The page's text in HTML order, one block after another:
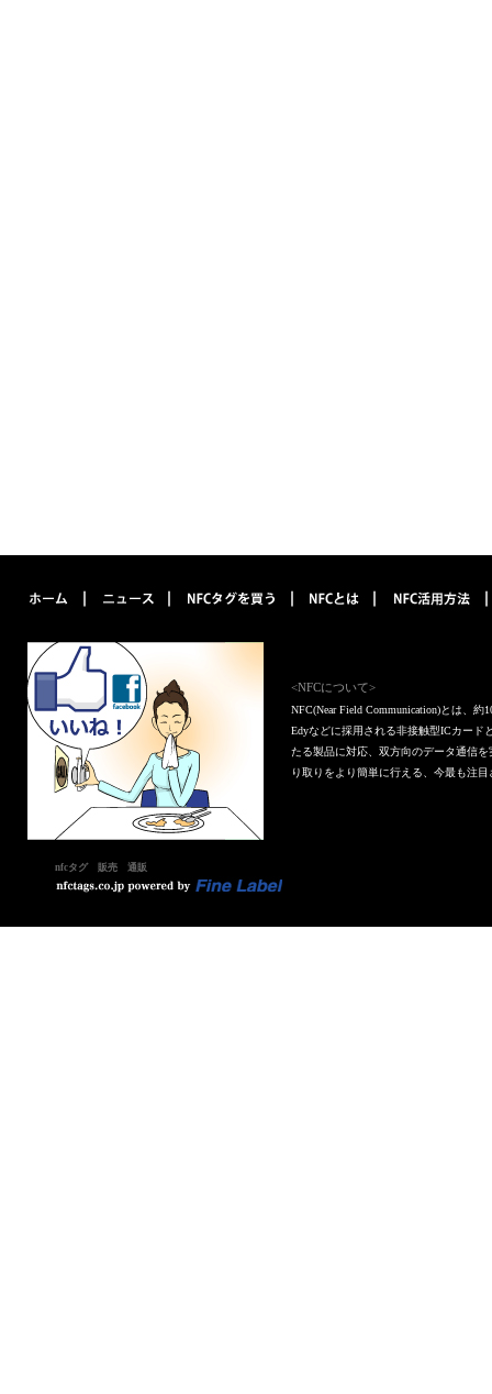
<NFCについて>
NFC(Near Field Communication)とは、
Edyなどに採用される非接触型ICカード
たる製品に対応、双方向のデータ通信
り取りをより簡単に行える、今最も注
nfcタグ 販売 通販